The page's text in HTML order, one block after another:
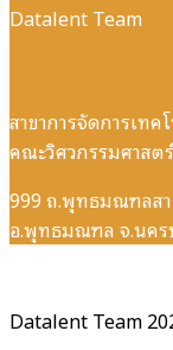
Datalent Team
สาขาการจัดการเทค
คณะวิศวกรรมศาสต
999 ถ.พุทธมณฑลสา
อ.พุทธมณฑล จ.นคร
Datalent Team